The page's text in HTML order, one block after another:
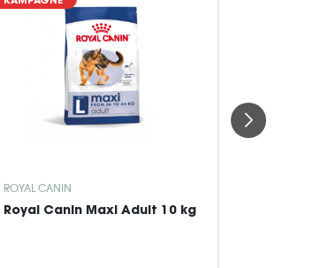
ROYAL CANIN
Royal Canin Maxi Adult 10 kg